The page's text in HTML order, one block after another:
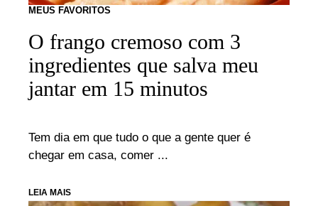
MEUS FAVORITOS
O frango cremoso com 3
ingredientes que salva meu
jantar em 15 minutos
Tem dia em que tudo o que a gente quer é
chegar em casa, comer ...
LEIA MAIS